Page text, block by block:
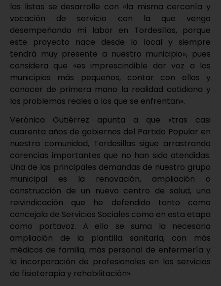
las listas se desarrolle con «la misma cercanía y
vocación de servicio con la que vengo
desempeñando mi labor en Tordesillas, porque
este proyecto nace desde lo local y siempre
tendrá muy presente a nuestro municipio», pues
considera que «es imprescindible dar voz a los
municipios más pequeños, contar con ellos y
conocer de primera mano la realidad cotidiana y
los problemas reales a los que se enfrentan».
Verónica Gutiérrez apunta a que «tras casi
cuarenta años de gobiernos del Partido Popular en
nuestra comunidad, Tordesillas sigue arrastrando
carencias importantes que no han sido atendidas.
Una de las principales demandas de nuestro grupo
municipal es la renovación, ampliación o
construcción de un nuevo centro de salud, una
reivindicación que he defendido tanto como
concejala de Servicios Sociales como en esta etapa
como portavoz. A ello se suma la necesaria
ampliación de la plantilla sanitaria, con más
médicos de familia, más personal de enfermería y
la incorporación de profesionales en los servicios
de fisioterapia y rehabilitación».